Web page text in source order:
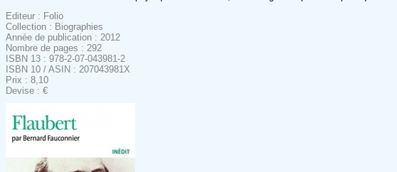
Editeur : Folio
Collection : Biographies
Année de publication : 2012
Nombre de pages : 292
ISBN 13 : 978-2-07-043981-2
ISBN 10 / ASIN : 207043981X
Prix : 8,10
Devise : €